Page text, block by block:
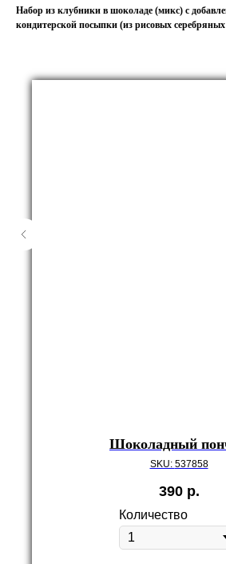
Набор из клубники в шоколаде (микс) с
кондитерской посыпки (из рисовых серебряных
Шоколадный
SKU: 537858
390 р.
Количество